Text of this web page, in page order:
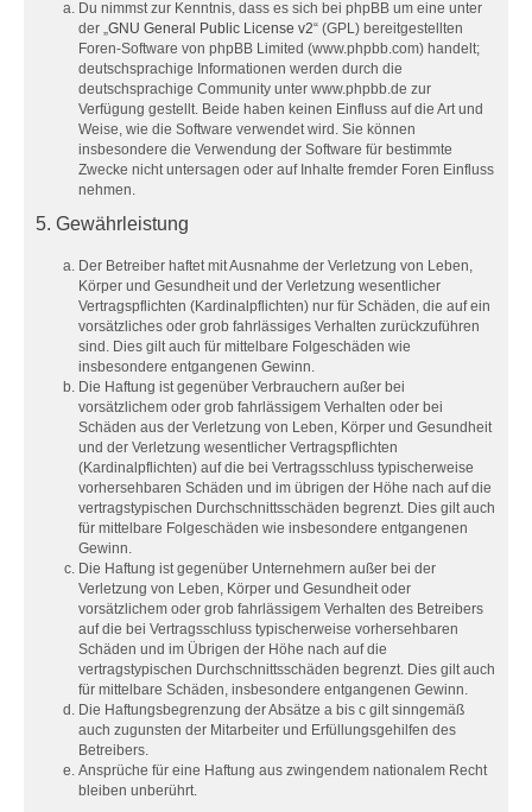
Du nimmst zur Kenntnis, dass es sich bei phpBB um eine unter
der „GNU General Public License v2“ (GPL) bereitgestellten
Foren-Software von phpBB Limited (www.phpbb.com) handelt;
deutschsprachige Informationen werden durch die
deutschsprachige Community unter www.phpbb.de zur
Verfügung gestellt. Beide haben keinen Einfluss auf die Art und
Weise, wie die Software verwendet wird. Sie können
insbesondere die Verwendung der Software für bestimmte
Zwecke nicht untersagen oder auf Inhalte fremder Foren Einfluss
nehmen.
5. Gewährleistung
Der Betreiber haftet mit Ausnahme der Verletzung von Leben,
Körper und Gesundheit und der Verletzung wesentlicher
Vertragspflichten (Kardinalpflichten) nur für Schäden, die auf ein
vorsätzliches oder grob fahrlässiges Verhalten zurückzuführen
sind. Dies gilt auch für mittelbare Folgeschäden wie
insbesondere entgangenen Gewinn.
Die Haftung ist gegenüber Verbrauchern außer bei
vorsätzlichem oder grob fahrlässigem Verhalten oder bei
Schäden aus der Verletzung von Leben, Körper und Gesundheit
und der Verletzung wesentlicher Vertragspflichten
(Kardinalpflichten) auf die bei Vertragsschluss typischerweise
vorhersehbaren Schäden und im übrigen der Höhe nach auf die
vertragstypischen Durchschnittsschäden begrenzt. Dies gilt auch
für mittelbare Folgeschäden wie insbesondere entgangenen
Gewinn.
Die Haftung ist gegenüber Unternehmern außer bei der
Verletzung von Leben, Körper und Gesundheit oder
vorsätzlichem oder grob fahrlässigem Verhalten des Betreibers
auf die bei Vertragsschluss typischerweise vorhersehbaren
Schäden und im Übrigen der Höhe nach auf die
vertragstypischen Durchschnittsschäden begrenzt. Dies gilt auch
für mittelbare Schäden, insbesondere entgangenen Gewinn.
Die Haftungsbegrenzung der Absätze a bis c gilt sinngemäß
auch zugunsten der Mitarbeiter und Erfüllungsgehilfen des
Betreibers.
Ansprüche für eine Haftung aus zwingendem nationalem Recht
bleiben unberührt.